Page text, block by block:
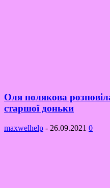
Оля полякова
старшої доньки
maxwelhelp - 26.09.2021 0